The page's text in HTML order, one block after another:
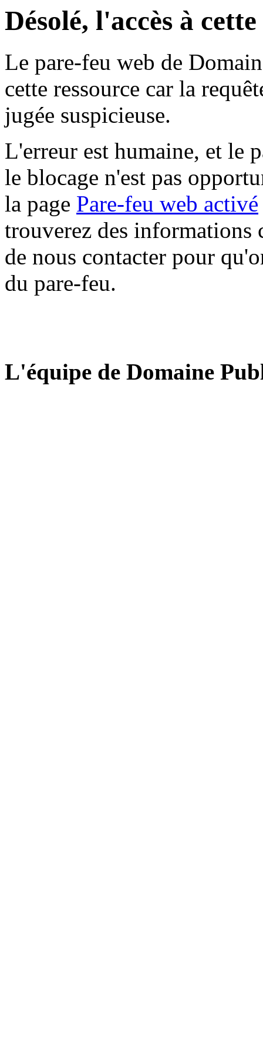
Désolé, l'accès à
Le pare-feu web de
cette ressource car la
jugée suspicieuse.
L'erreur est humaine, et le
le blocage n'est pas
la page Pare-feu web activé
trouverez des informations
de nous contacter pour
du pare-feu.
L'équipe de Domaine